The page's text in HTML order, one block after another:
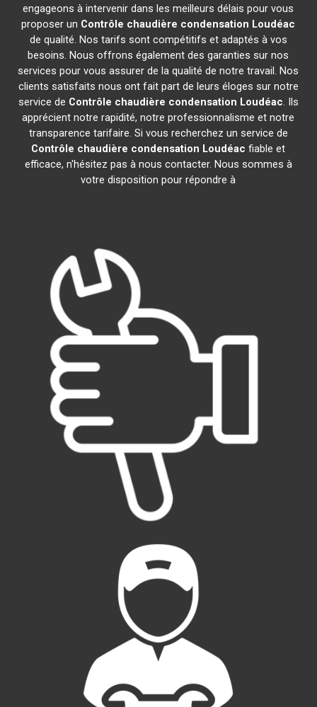
engageons à intervenir dans les meilleurs délais pour vous
proposer un Contrôle chaudière condensation Loudéac
de qualité. Nos tarifs sont compétitifs et adaptés à vos
besoins. Nous offrons également des garanties sur nos
services pour vous assurer de la qualité de notre travail. Nos
clients satisfaits nous ont fait part de leurs éloges sur notre
service de Contrôle chaudière condensation Loudéac. Ils
apprécient notre rapidité, notre professionnalisme et notre
transparence tarifaire. Si vous recherchez un service de
Contrôle chaudière condensation Loudéac fiable et
efficace, n'hésitez pas à nous contacter. Nous sommes à
votre disposition pour répondre à